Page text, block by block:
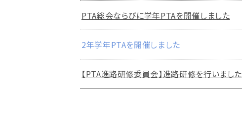
PTA総会ならびに学年PTAを開催しました
2年学年PTAを開催しました
【PTA進路研修委員会】進路研修を行いました